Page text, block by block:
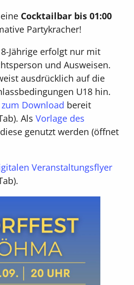
Cocktailbar bis 01:00
Partykracher!
Jährige erfolgt nur mit
und Ausweisen.
ausdrücklich auf die
U18 hin.
Download bereit
Als Vorlage des
genutzt werden (öffnet
Veranstaltungsflyer